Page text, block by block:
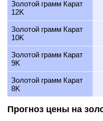
Золотой грамм Карат
12K
Золотой грамм Карат
10K
Золотой грамм Карат
9K
Золотой грамм Карат
8K
Прогноз цены на